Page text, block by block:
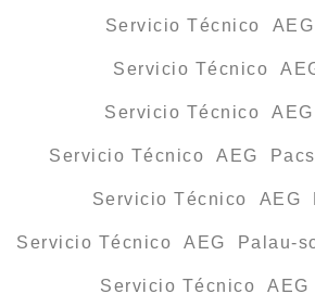
Servicio Técnico
Servicio Técnico
Servicio Técnico
Servicio Técnico AEG
Servicio Técnico AEG
Servicio Técnico AEG Palau-
Servicio Técnico